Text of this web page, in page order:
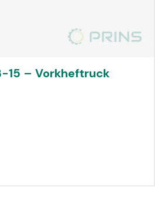
15 – Vorkheftruck